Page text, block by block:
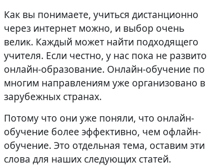
Как вы понимаете, учиться дистанционно
через интернет можно, и выбор очень
велик. Каждый может найти подходящего
учителя. Если честно, у нас пока не развито
онлайн-образование. Онлайн-обучение по
многим направлениям уже организовано в
зарубежных странах.
Потому что они уже поняли, что онлайн-
обучение более эффективно, чем офлайн-
обучение. Это отдельная тема, оставим эти
слова для наших следующих статей.